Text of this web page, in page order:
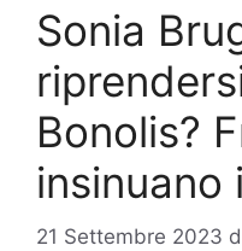
Sonia
Bonolis?
insinuano
21 Settembre 2023